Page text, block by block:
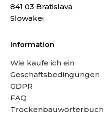
841 03 Bratislava
Slowakei
Information
Wie kaufe ich ein
Geschäftsbedingungen
GDPR
FAQ
Trockenbauwörterbuch